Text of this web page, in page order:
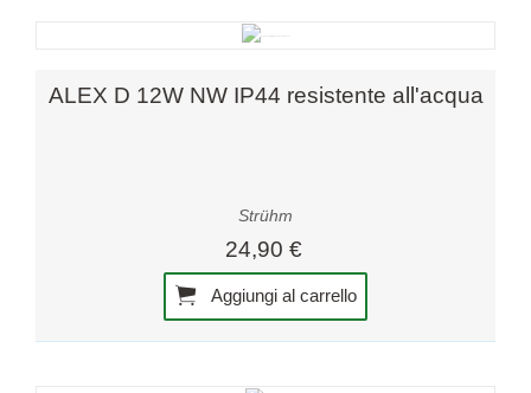
ALEX D 12W NW IP44 resistente all'acqua
Strühm
24,90 €
Aggiungi al carrello